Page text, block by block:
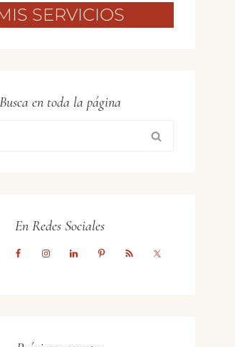
SERVICIOS
Busca en toda la página
En Redes Sociales